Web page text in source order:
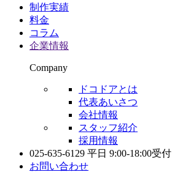
制作実績
料金
コラム
企業情報
Company
ドコドアとは
代表あいさつ
会社情報
スタッフ紹介
採用情報
025-635-6129 平日 9:00-18:00受付
お問い合わせ